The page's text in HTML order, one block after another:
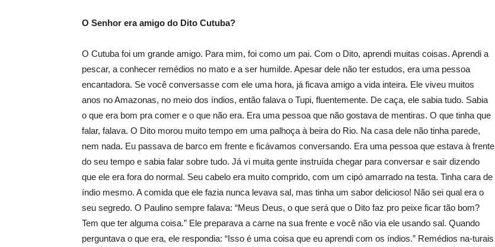
O Senhor era amigo do Dito Cutuba?
O Cutuba foi um grande amigo. Para mim, foi como um pai. Com o Dito, aprendi muitas coisas. Aprendi a
pescar, a conhecer remédios no mato e a ser humilde. Apesar dele não ter estudos, era uma pessoa
encantadora. Se você conversasse com ele uma hora, já ficava amigo a vida inteira. Ele viveu muitos
anos no Amazonas, no meio dos índios, então falava o Tupi, fluentemente. De caça, ele sabia tudo. Sabia
o que era bom pra comer e o que não era. Era uma pessoa que não gostava de mentiras. O que tinha que
falar, falava. O Dito morou muito tempo em uma palhoça à beira do Rio. Na casa dele não tinha parede,
nem nada. Eu passava de barco em frente e ficávamos conversando. Era uma pessoa que estava à frente
do seu tempo e sabia falar sobre tudo. Já vi muita gente instruída chegar para conversar e sair dizendo
que ele era fora do normal. Seu cabelo era muito comprido, com um cipó amarrado na testa. Tinha cara de
índio mesmo. A comida que ele fazia nunca levava sal, mas tinha um sabor delicioso! Não sei qual era o
seu segredo. O Paulino sempre falava: “Meus Deus, o que será que o Dito faz pro peixe ficar tão bom?
Tem que ter alguma coisa.” Ele preparava a carne na sua frente e você não via ele usando sal. Quando
perguntava o que era, ele respondia: “Isso é uma coisa que eu aprendi com os índios.” Remédios na-turais